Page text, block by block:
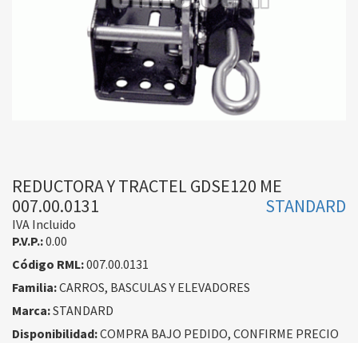
REDUCTORA Y TRACTEL GDSE120 ME
007.00.0131
STANDARD
IVA Incluido
P.V.P.:0.00
Código RML:007.00.0131
Familia:CARROS, BASCULAS Y ELEVADORES
Marca:STANDARD
Disponibilidad:COMPRA BAJO PEDIDO, CONFIRME PRECIO